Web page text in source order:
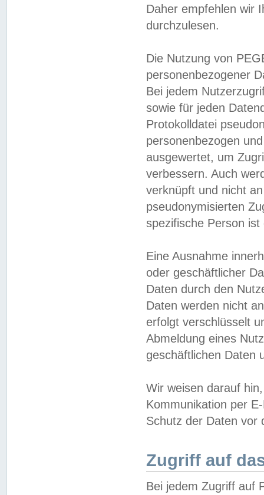
Daher empfehlen wir
durchzulesen.
Die Nutzung von
personenbezogener
Bei jedem
sowie für jeden
Protokolldatei
personenbezogen
ausgewertet, um
verbessern. Auch
verknüpft und nicht
pseudonymisierten
spezifische Person
Eine Ausnahme
oder geschäftlicher
Daten durch den
Daten werden nicht
erfolgt verschlüsselt
Abmeldung eines
geschäftlichen Daten
Wir weisen darauf
Kommunikation per
Schutz der Daten vor
Zugriff auf
Bei jedem Zugriff auf